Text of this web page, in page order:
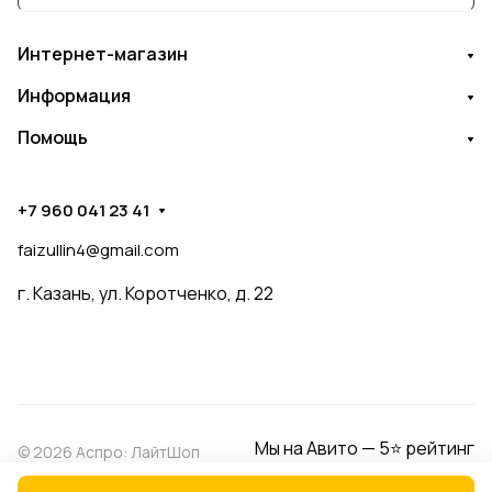
Интернет-магазин
Информация
Помощь
+7 960 041 23 41
faizullin4@gmail.com
г. Казань, ул. Коротченко, д. 22
© 2026 Аспро: ЛайтШоп Мы на Авито — 5⭐ рейтинг